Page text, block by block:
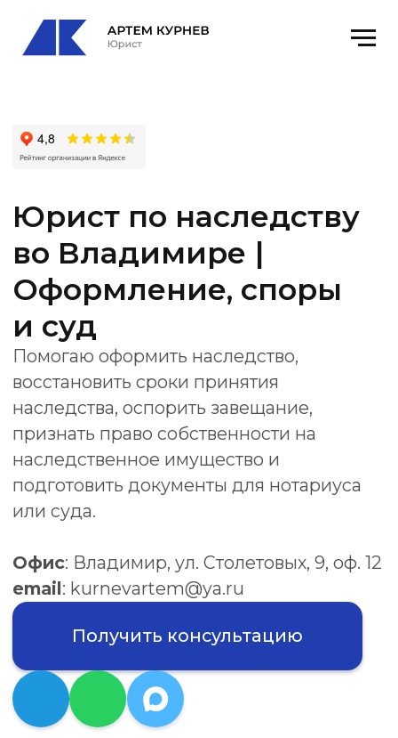
Юрист по наследству
Оформление, споры
и суд
Помогаю оформить наследство,
наследства, оспорить завещание,
признать право собственности на
наследственное имущество и
подготовить документы для нотариуса
или суда.
Офис: Владимир, ул. Столетовых, 9, оф. 12
: kurnevartem@ya.ru
Получить консультацию